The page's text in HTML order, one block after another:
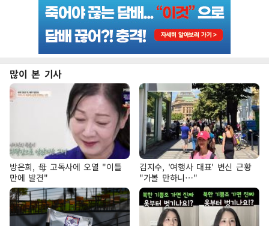
많이 본 기사
방은희, 母 고독사에 오열 "이틀
만에 발견"
김지수, '여행사 대표' 변신 근황
"가볼 만하니…"